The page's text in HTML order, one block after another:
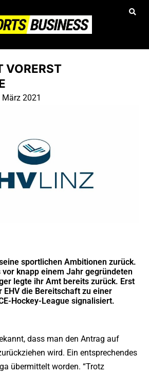
VORERST
März 2021
sportlichen Ambitionen zurück.
vor knapp einem Jahr gegründeten
legte ihr Amt bereits zurück. Erst
EHV die Bereitschaft zu einer
Hockey-League signalisiert.
dass man den Antrag auf
wird. Ein entsprechendes
übermittelt worden. “Trotz